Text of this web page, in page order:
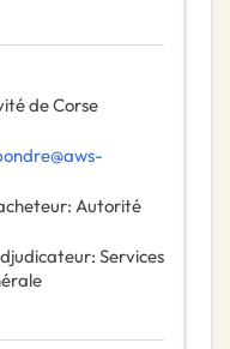
de Corse
: Autorité
: Services